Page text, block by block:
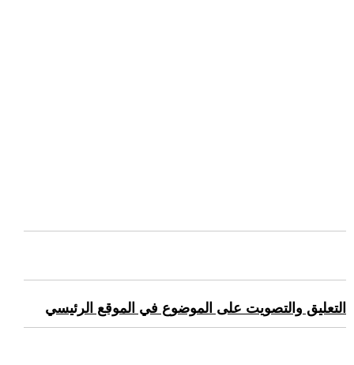
التعليق والتصويت على الموضوع في الموقع الرئيسي